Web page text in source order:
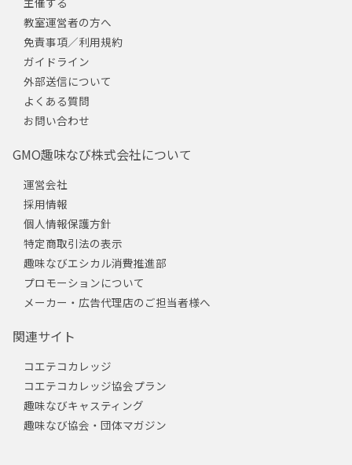
教室運営者の方へ
免責事項／利用規約
ガイドライン
外部送信について
よくある質問
お問い合わせ
GMO趣味なび株式会社について
運営会社
採用情報
個人情報保護方針
特定商取引法の表示
趣味なびエシカル消費推進部
プロモーションについて
メーカー・広告代理店のご担当者様へ
関連サイト
コエテコカレッジ
コエテコカレッジ協会プラン
趣味なびキャスティング
趣味なび協会・団体マガジン